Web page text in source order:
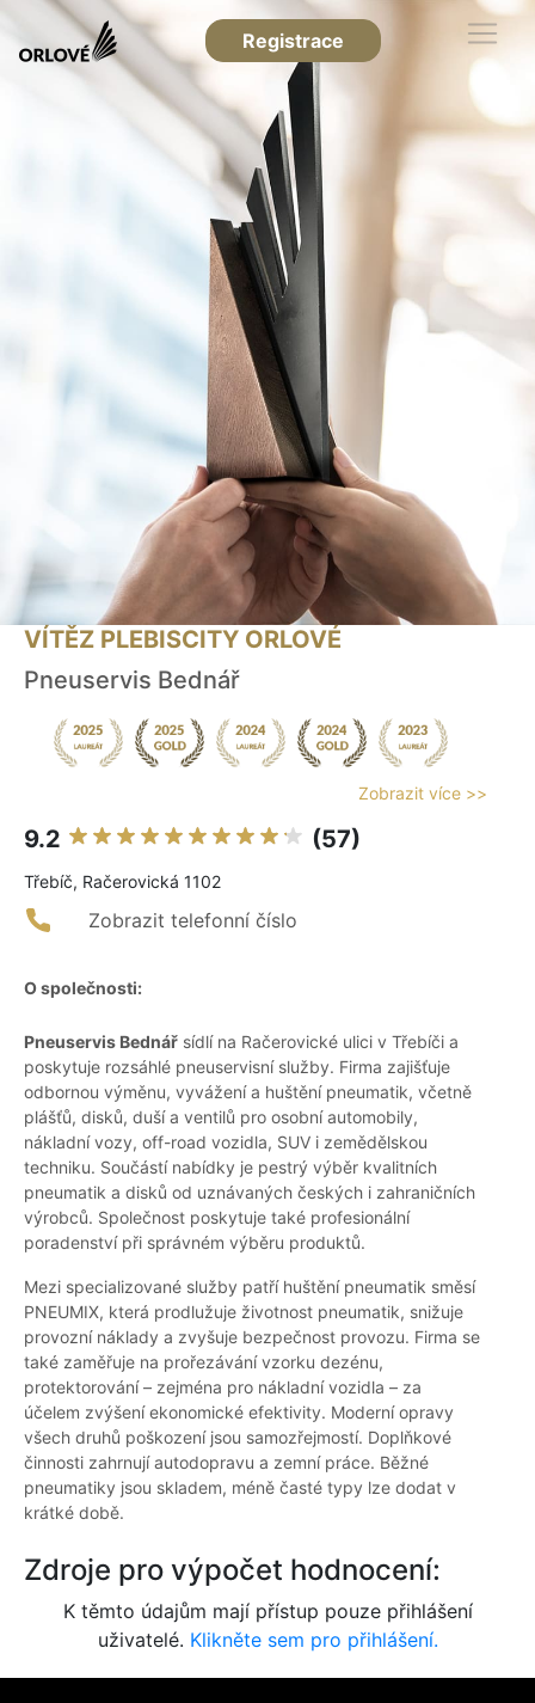
Registrace
VÍTĚZ PLEBISCITY ORLOVÉ
Pneuservis Bednář
Zobrazit více >>
9.2 (57)
Třebíč, Račerovická 1102
Zobrazit telefonní číslo
O společnosti:
Pneuservis Bednář sídlí na Račerovické ulici v Třebíči a
poskytuje rozsáhlé pneuservisní služby. Firma zajišťuje
odbornou výměnu, vyvážení a huštění pneumatik, včetně
plášťů, disků, duší a ventilů pro osobní automobily,
nákladní vozy, off-road vozidla, SUV i zemědělskou
techniku. Součástí nabídky je pestrý výběr kvalitních
pneumatik a disků od uznávaných českých i zahraničních
výrobců. Společnost poskytuje také profesionální
poradenství při správném výběru produktů.
Mezi specializované služby patří huštění pneumatik směsí
PNEUMIX, která prodlužuje životnost pneumatik, snižuje
provozní náklady a zvyšuje bezpečnost provozu. Firma se
také zaměřuje na prořezávání vzorku dezénu,
protektorování – zejména pro nákladní vozidla – za
účelem zvýšení ekonomické efektivity. Moderní opravy
všech druhů poškození jsou samozřejmostí. Doplňkové
činnosti zahrnují autodopravu a zemní práce. Běžné
pneumatiky jsou skladem, méně časté typy lze dodat v
krátké době.
Zdroje pro výpočet hodnocení:
K těmto údajům mají přístup pouze přihlášení
uživatelé. Klikněte sem pro přihlášení.